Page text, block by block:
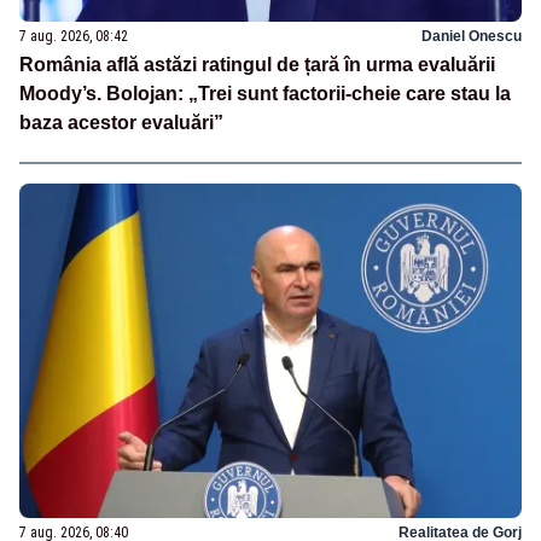
7 aug. 2026, 08:42 Daniel Onescu
România află astăzi ratingul de țară în urma evaluării
Moody’s. Bolojan: „Trei sunt factorii-cheie care stau la
baza acestor evaluări”
7 aug. 2026, 08:40 Realitatea de Gorj